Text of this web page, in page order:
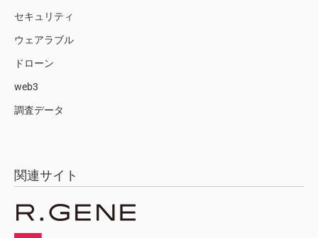
セキュリティ
ウェアラブル
ドローン
web3
調査データ
関連サイト